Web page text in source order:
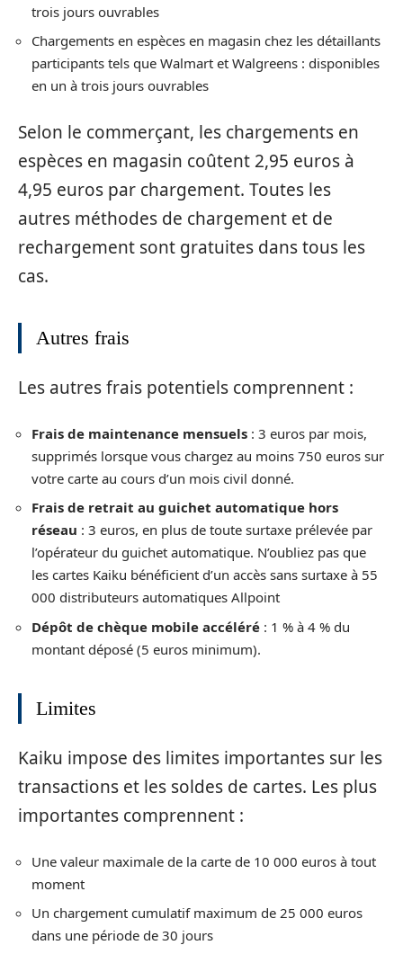
trois jours ouvrables
Chargements en espèces en magasin chez les détaillants
participants tels que Walmart et Walgreens : disponibles
en un à trois jours ouvrables
Selon le commerçant, les chargements en
espèces en magasin coûtent 2,95 euros à
4,95 euros par chargement. Toutes les
autres méthodes de chargement et de
rechargement sont gratuites dans tous les
cas.
Autres frais
Les autres frais potentiels comprennent :
Frais de maintenance mensuels : 3 euros par mois,
supprimés lorsque vous chargez au moins 750 euros sur
votre carte au cours d’un mois civil donné.
Frais de retrait au guichet automatique hors
réseau : 3 euros, en plus de toute surtaxe prélevée par
l’opérateur du guichet automatique. N’oubliez pas que
les cartes Kaiku bénéficient d’un accès sans surtaxe à 55
000 distributeurs automatiques Allpoint
Dépôt de chèque mobile accéléré : 1 % à 4 % du
montant déposé (5 euros minimum).
Limites
Kaiku impose des limites importantes sur les
transactions et les soldes de cartes. Les plus
importantes comprennent :
Une valeur maximale de la carte de 10 000 euros à tout
moment
Un chargement cumulatif maximum de 25 000 euros
dans une période de 30 jours